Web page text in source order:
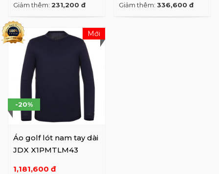
Giảm thêm: 231,200 đ Giảm thêm: 336,600 đ
Áo golf lót nam tay dài
JDX X1PMTLM43
1,181,600 đ
-20%
Mới